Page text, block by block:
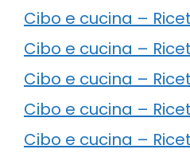
Cibo e cucina –
Cibo e cucina –
Cibo e cucina –
Cibo e cucina –
Cibo e cucina –